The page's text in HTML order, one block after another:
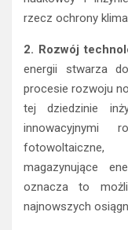
rzecz ochrony
2. Rozwój
energii stwarza
procesie rozwoju
tej dziedzinie
innowacyjnymi
magazynujące
oznacza to
najnowszych